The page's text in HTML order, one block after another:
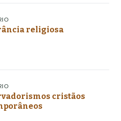
religiosa
cristãos